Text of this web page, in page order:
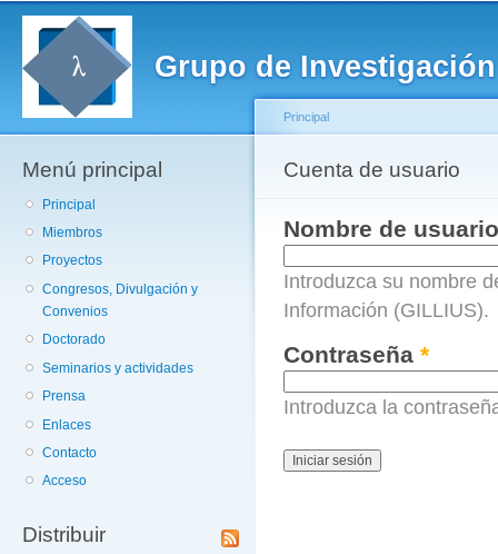
Grupo de
Menú principal
Principal
Miembros
Proyectos
Congresos, Divulgación y
Convenios
Doctorado
Seminarios y actividades
Prensa
Enlaces
Contacto
Acceso
Distribuir
Se encuentra usted
Principal
Cuenta de usuario
Solapas principales
Nombre de
Introduzca su nombre
Información (GILLIUS).
Contraseña *
Introduzca la